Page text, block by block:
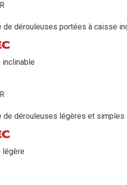
de dérouleuses portées à caisse
inclinable
de dérouleuses légères et
légère